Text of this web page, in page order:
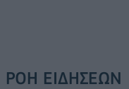
ΡΟΗ ΕΙΔΗΣΕΩΝ